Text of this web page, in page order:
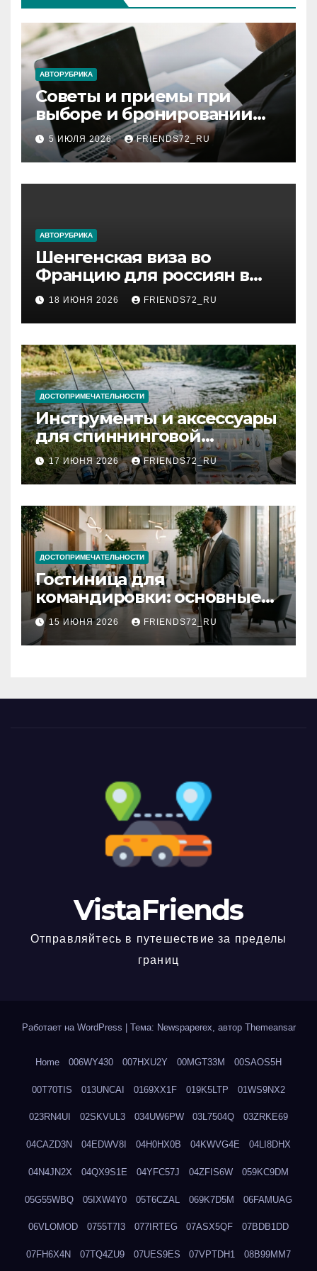
АВТОРУБРИКА
Советы и приемы при
выборе и бронировании
авиабилетов
5 ИЮЛЯ 2026 FRIENDS72_RU
АВТОРУБРИКА
Шенгенская виза во
Францию для россиян в
2026 году: сроки от 3 дней
и список необходимых
документов
18 ИЮНЯ 2026 FRIENDS72_RU
ДОСТОПРИМЕЧАТЕЛЬНОСТИ
Инструменты и аксессуары
для спиннинговой
рыбалки: назначение и
типы
17 ИЮНЯ 2026 FRIENDS72_RU
ДОСТОПРИМЕЧАТЕЛЬНОСТИ
Гостиница для
командировки: основные
критерии выбора
15 ИЮНЯ 2026 FRIENDS72_RU
VistaFriends
Отправляйтесь в путешествие за пределы
границ
Работает на WordPress Тема: Newspaperex, автор Themeansar
Home 006WY430 007HXU2Y 00MGT33M 00SAOS5H
00T70TIS 013UNCAI 0169XX1F 019K5LTP 01WS9NX2
023RN4UI 02SKVUL3 034UW6PW 03L7504Q 03ZRKE69
04CAZD3N 04EDWV8I 04H0HX0B 04KWVG4E 04LI8DHX
04N4JN2X 04QX9S1E 04YFC57J 04ZFIS6W 059KC9DM
05G55WBQ 05IXW4Y0 05T6CZAL 069K7D5M 06FAMUAG
06VLOMOD 0755T7I3 077IRTEG 07ASX5QF 07BDB1DD
07FH6X4N 07TQ4ZU9 07UES9ES 07VPTDH1 08B99MM7